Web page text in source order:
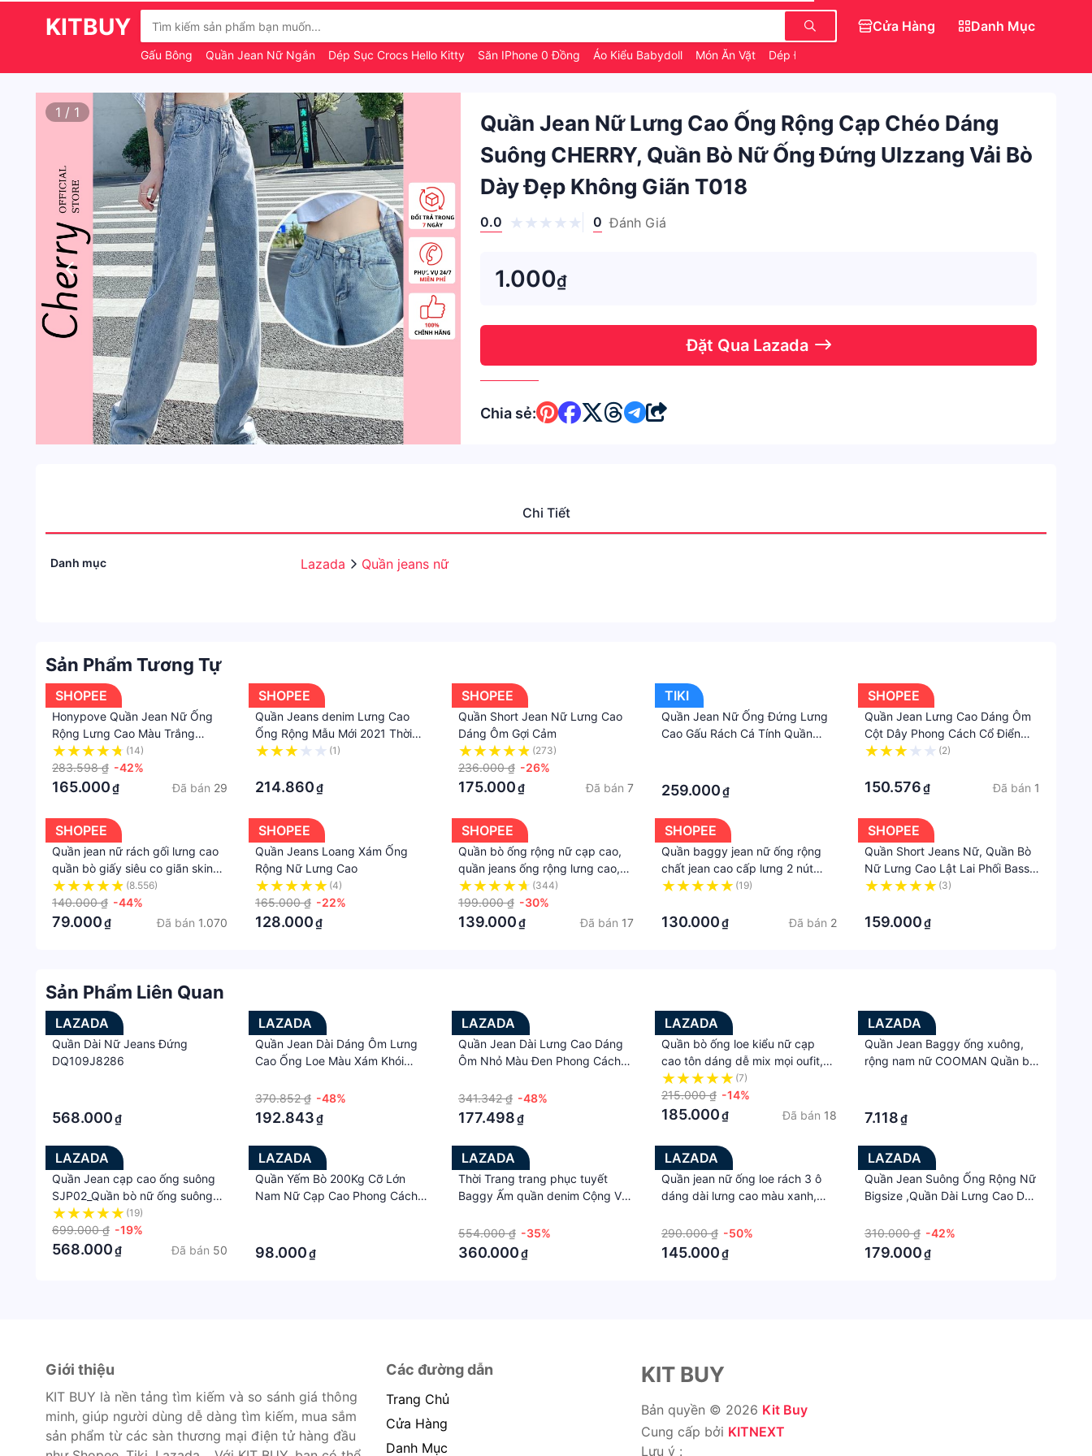
KITBUY
Gấu Bông Quần Jean Nữ Ngắn Dép Sục Crocs Hello Kitty Săn IPhone 0 Đồng Áo Kiểu Babydoll Món Ăn Vặt Dép Đẹp Nữ Sang Chảnh
Cửa Hàng Danh Mục
1 / 1
Quần Jean Nữ Lưng Cao Ống Rộng Cạp Chéo Dáng
Suông CHERRY, Quần Bò Nữ Ống Đứng Ulzzang Vải Bò
Dày Đẹp Không Giãn T018
0.0 0 Đánh Giá
1.000₫
Đặt Qua Lazada
Chia sẻ:
Chi Tiết
Danh mục Lazada Quần jeans nữ
Sản Phẩm Tương Tự
SHOPEE
Honypove Quần Jean Nữ Ống
Rộng Lưng Cao Màu Trắng
Phong Cách Hàn Quốc Thời
Trang Mùa Hè 2023 Mới
(14)
283.598 ₫ -42%
165.000₫ Đã bán 29
SHOPEE
Quần Jeans denim Lưng Cao
Ống Rộng Mẫu Mới 2021 Thời
Trang Mùa Hè Cho Nữ
(1)
214.860₫
SHOPEE
Quần Short Jean Nữ Lưng Cao
Dáng Ôm Gợi Cảm
(273)
236.000 ₫ -26%
175.000₫ Đã bán 7
TIKI
Quần Jean Nữ Ống Đứng Lưng
Cao Gấu Rách Cá Tính Quần
259.000₫
SHOPEE
Quần Jean Lưng Cao Dáng Ôm
Cột Dây Phong Cách Cổ Điển
Thời Trang Xuân Thu Mới Cho
(2)
150.576₫ Đã bán 1
SHOPEE
Quần jean nữ rách gối lưng cao
quần bò giấy siêu co giãn skinny
M53
(8.556)
140.000 ₫ -44%
79.000₫ Đã bán 1.070
SHOPEE
Quần Jeans Loang Xám Ống
Rộng Nữ Lưng Cao
(4)
165.000 ₫ -22%
128.000₫
SHOPEE
Quần bò ống rộng nữ cạp cao,
quần jeans ống rộng lưng cao,
dáng suông baggy ống đứng,
kiểu ulzzang Cherry T008
(344)
199.000 ₫ -30%
139.000₫ Đã bán 17
SHOPEE
Quần baggy jean nữ ống rộng
chất jean cao cấp lưng 2 nút
phối túi dễ thương BJK265
(19)
130.000₫ Đã bán 2
SHOPEE
Quần Short Jeans Nữ, Quần Bò
Nữ Lưng Cao Lật Lai Phối Bass
Phong Cách Chất Vải dày dặn có
(3)
159.000₫
Sản Phẩm Liên Quan
LAZADA
Quần Dài Nữ Jeans Đứng
DQ109J8286
568.000₫
LAZADA
Quần Jean Dài Dáng Ôm Lưng
Cao Ống Loe Màu Xám Khói
Xuân Thu Cho Nữ V912
370.852 ₫ -48%
192.843₫
LAZADA
Quần Jean Dài Lưng Cao Dáng
Ôm Nhỏ Màu Đen Phong Cách
Mùa Xuân Dành Cho Bạn Nữ
V913
341.342 ₫ -48%
177.498₫
LAZADA
Quần bò ống loe kiểu nữ cạp
cao tôn dáng dễ mix mọi oufit,
thời tiết siêu đẹp không bao giờ
lỗi mốt GUZ
(7)
215.000 ₫ -14%
185.000₫ Đã bán 18
LAZADA
Quần Jean Baggy ống xuông,
rộng nam nữ COOMAN Quần bò
7.118₫
LAZADA
Quần Jean cạp cao ống suông
SJP02_Quần bò nữ ống suông
mẫu mới hot trend, chính hãng
thương hiệu SAMMA JEANS
(19)
699.000 ₫ -19%
568.000₫ Đã bán 50
LAZADA
Quần Yếm Bò 200Kg Cỡ Lớn
Nam Nữ Cạp Cao Phong Cách
Rộng Rãi Sành Điệu
98.000₫
LAZADA
Thời Trang trang phục tuyết
Baggy Ấm quần denim Cộng Với
Lỏng Dày Mùa Đông Jeans Đối
Với Phụ Nữ
554.000 ₫ -35%
360.000₫
LAZADA
Quần jean nữ ống loe rách 3 ô
dáng dài lưng cao màu xanh,
cạp cao co dãn ôm body tôn
dáng thời trang ulzzang,
PHUONGMART
290.000 ₫ -50%
145.000₫
LAZADA
Quần Jean Suông Ống Rộng Nữ
Bigsize ,Quần Dài Lưng Cao Dễ
J9
310.000 ₫ -42%
179.000₫
Giới thiệu
KIT BUY là nền tảng tìm kiếm và so sánh giá thông
minh, giúp người dùng dễ dàng tìm kiếm, mua sắm
sản phẩm từ các sàn thương mại điện tử hàng đầu
Các đường dẫn
Trang Chủ
Cửa Hàng
Danh Mục
KIT BUY
Bản quyền © 2026 Kit Buy
Cung cấp bởi KITNEXT
Lưu ý :